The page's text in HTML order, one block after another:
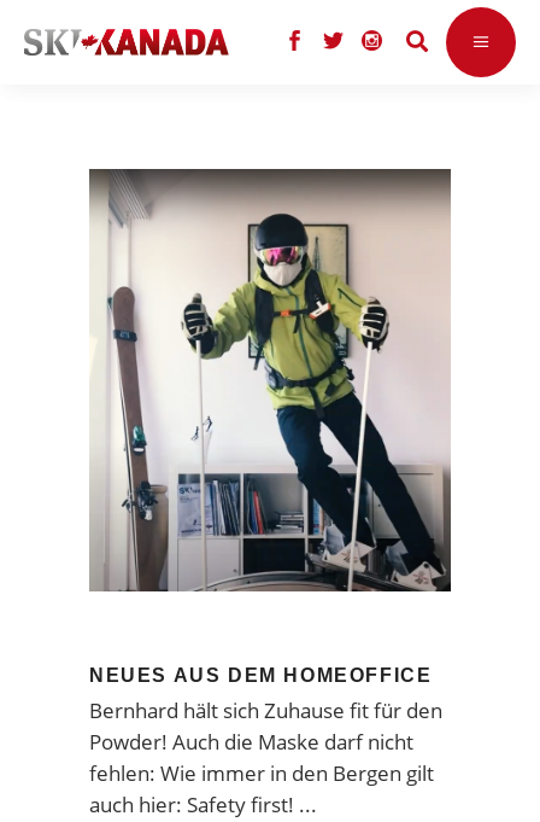
NEUES AUS DEM HOMEOFFICE
Bernhard hält sich Zuhause fit für den
Powder! Auch die Maske darf nicht
fehlen: Wie immer in den Bergen gilt
auch hier: Safety first!